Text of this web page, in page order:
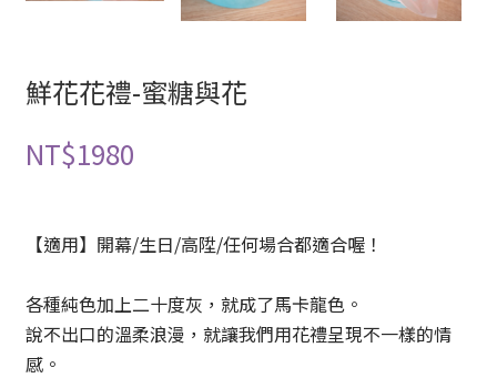
鮮花花禮-蜜糖與花
NT$1980
【適用】開幕/生日/高陞/任何場合都適合喔！
各種純色加上二十度灰，就成了馬卡龍色。
說不出口的溫柔浪漫，就讓我們用花禮呈現不一樣的情
感。